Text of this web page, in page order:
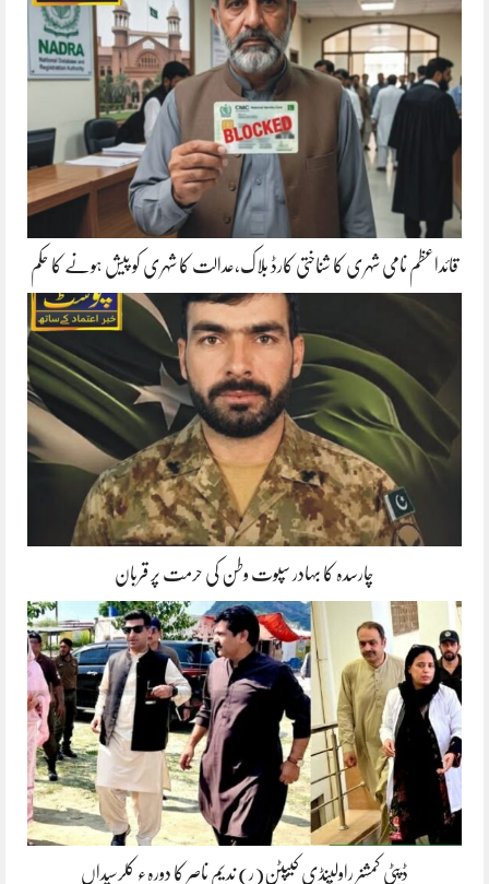
قائداعظم نامی شہری کا شناختی کارڈ بلاک،عدالت کا شہری کو پیش ہونے کا حکم
چارسدہ کا بہادر سپوت وطن کی حرمت پر قربان
ڈپٹی کمشنر راولپنڈی کیپٹن(ر) ندیم ناصر کا دورہء کلرسیداں